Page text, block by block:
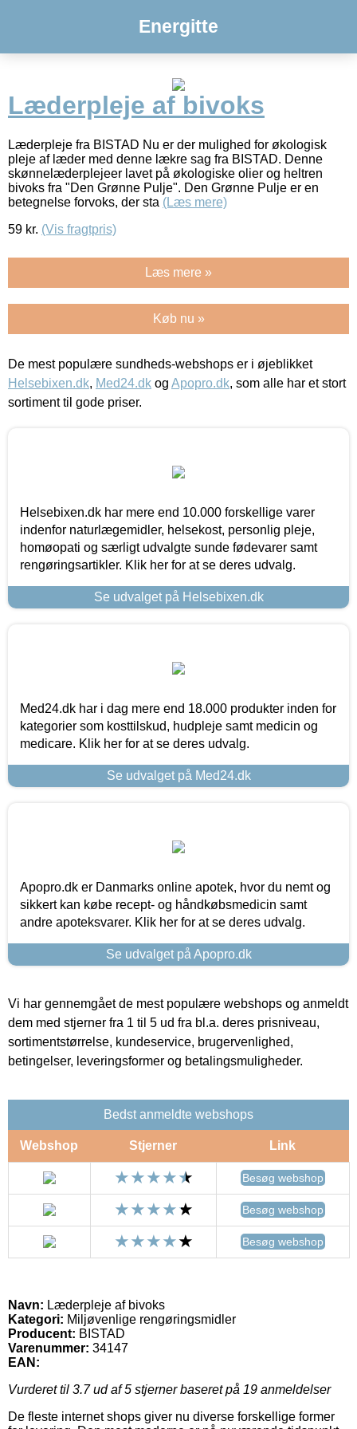
Energitte
Læderpleje af bivoks
Læderpleje fra BISTAD Nu er der mulighed for økologisk
pleje af læder med denne lækre sag fra BISTAD. Denne
skønnelæderplejeer lavet på økologiske olier og heltren
bivoks fra "Den Grønne Pulje". Den Grønne Pulje er en
betegnelse forvoks, der sta (Læs mere)
59 kr. (Vis fragtpris)
Læs mere »
Køb nu »
De mest populære sundheds-webshops er i øjeblikket
Helsebixen.dk, Med24.dk og Apopro.dk, som alle har et stort
sortiment til gode priser.
Helsebixen.dk har mere end 10.000 forskellige varer
indenfor naturlægemidler, helsekost, personlig pleje,
homøopati og særligt udvalgte sunde fødevarer samt
rengøringsartikler. Klik her for at se deres udvalg.
Se udvalget på Helsebixen.dk
Med24.dk har i dag mere end 18.000 produkter inden for
kategorier som kosttilskud, hudpleje samt medicin og
medicare. Klik her for at se deres udvalg.
Se udvalget på Med24.dk
Apopro.dk er Danmarks online apotek, hvor du nemt og
sikkert kan købe recept- og håndkøbsmedicin samt
andre apoteksvarer. Klik her for at se deres udvalg.
Se udvalget på Apopro.dk
Vi har gennemgået de mest populære webshops og anmeldt
dem med stjerner fra 1 til 5 ud fra bl.a. deres prisniveau,
sortimentstørrelse, kundeservice, brugervenlighed,
betingelser, leveringsformer og betalingsmuligheder.
Bedst anmeldte webshops
Webshop Stjerner Link
Besøg webshop
Besøg webshop
Besøg webshop
Navn: Læderpleje af bivoks
Kategori: Miljøvenlige rengøringsmidler
Producent: BISTAD
Varenummer: 34147
EAN:
Vurderet til 3.7ud af 5 stjerner baseret på 19 anmeldelser
De fleste internet shops giver nu diverse forskellige former